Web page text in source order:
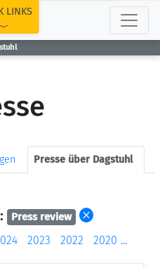
LINKS
Presse über Dagstuhl
Press review
2023 2022 2020 ...